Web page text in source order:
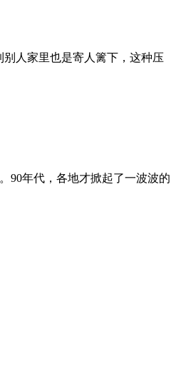
人家里也是寄人篱下，这种压
90年代，各地才掀起了一波波的